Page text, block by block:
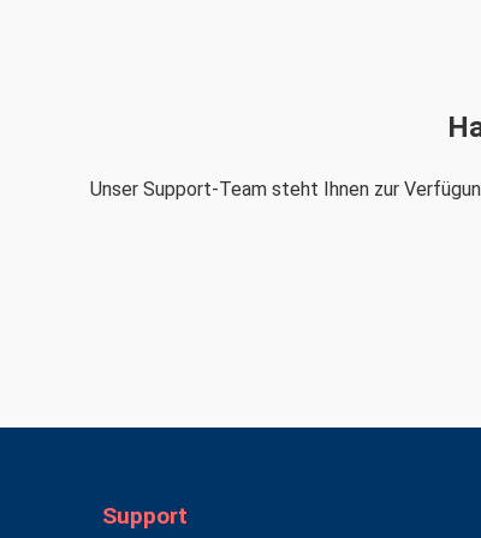
Unser Support-Team steht Ihnen zur
Support